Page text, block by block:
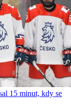
15 minut, kdy se